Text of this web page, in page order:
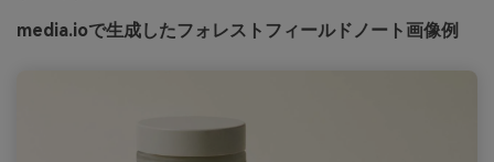
media.ioで生成したフォレストフィールドノート画像例